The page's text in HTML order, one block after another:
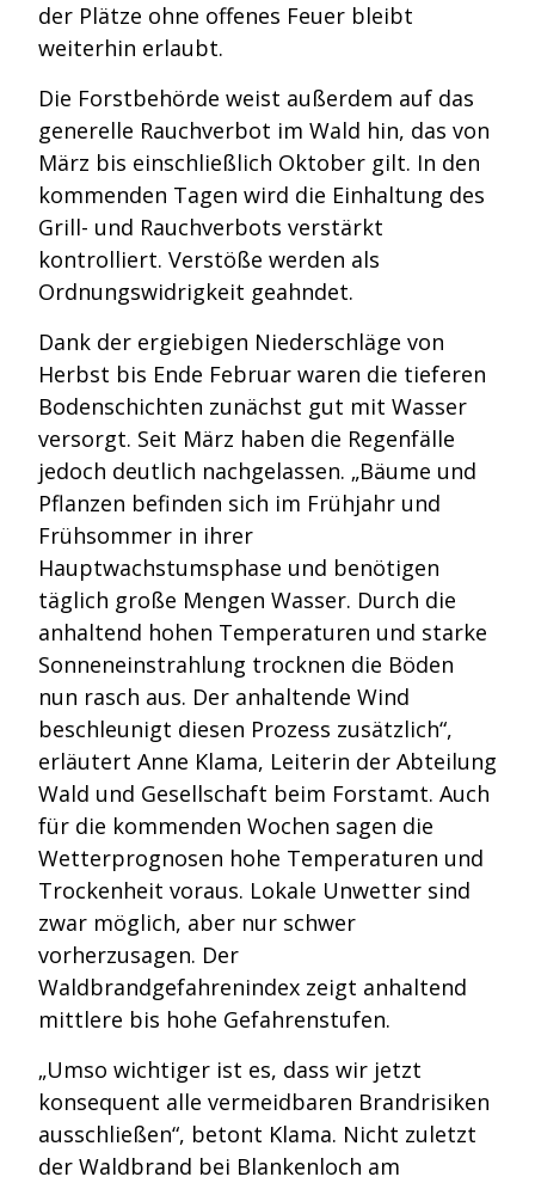
der Plätze ohne offenes Feuer bleibt
weiterhin erlaubt.
Die Forstbehörde weist außerdem auf das
generelle Rauchverbot im Wald hin, das von
März bis einschließlich Oktober gilt. In den
kommenden Tagen wird die Einhaltung des
Grill- und Rauchverbots verstärkt
kontrolliert. Verstöße werden als
Ordnungswidrigkeit geahndet.
Dank der ergiebigen Niederschläge von
Herbst bis Ende Februar waren die tieferen
Bodenschichten zunächst gut mit Wasser
versorgt. Seit März haben die Regenfälle
jedoch deutlich nachgelassen. „Bäume und
Pflanzen befinden sich im Frühjahr und
Frühsommer in ihrer
Hauptwachstumsphase und benötigen
täglich große Mengen Wasser. Durch die
anhaltend hohen Temperaturen und starke
Sonneneinstrahlung trocknen die Böden
nun rasch aus. Der anhaltende Wind
beschleunigt diesen Prozess zusätzlich“,
erläutert Anne Klama, Leiterin der Abteilung
Wald und Gesellschaft beim Forstamt. Auch
für die kommenden Wochen sagen die
Wetterprognosen hohe Temperaturen und
Trockenheit voraus. Lokale Unwetter sind
zwar möglich, aber nur schwer
vorherzusagen. Der
Waldbrandgefahrenindex zeigt anhaltend
mittlere bis hohe Gefahrenstufen.
„Umso wichtiger ist es, dass wir jetzt
konsequent alle vermeidbaren Brandrisiken
ausschließen“, betont Klama. Nicht zuletzt
der Waldbrand bei Blankenloch am